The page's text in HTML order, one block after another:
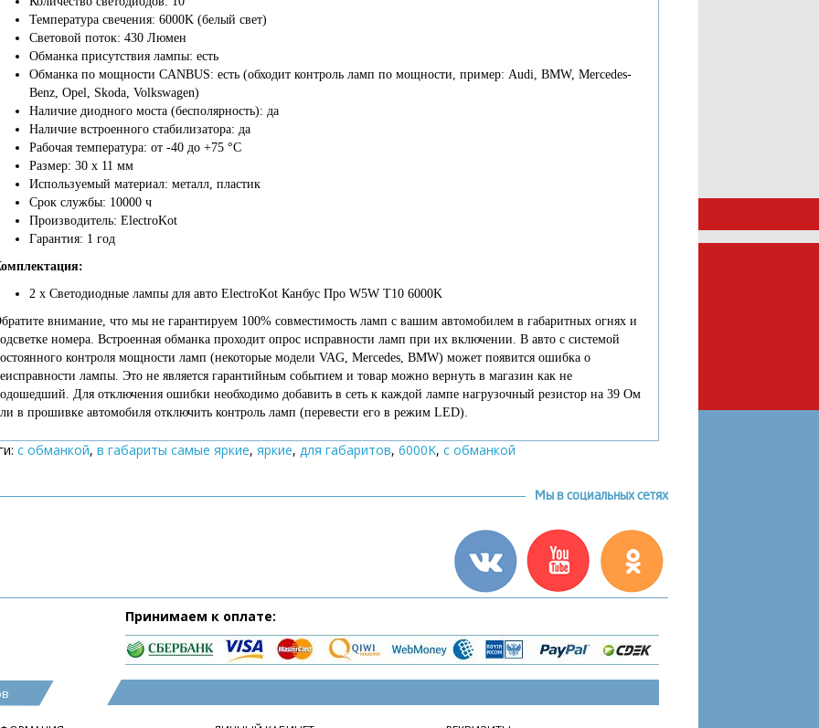
Температура свечения: 6000K (белый свет)
Световой поток: 430 Люмен
Обманка присутствия лампы: есть
Обманка по мощности CANBUS: есть (обходит контроль ламп по мощности, пример: Audi, BMW, Mercedes-
Benz, Opel, Skoda, Volkswagen)
Наличие диодного моста (бесполярность): да
Наличие встроенного стабилизатора: да
Рабочая температура: от -40 до +75 °С
Размер: 30 х 11 мм
Используемый материал: металл, пластик
Срок службы: 10000 ч
Производитель: ElectroKot
Гарантия: 1 год
2 х Светодиодные лампы для авто ElectroKot Канбус Про W5W T10 6000K
внимание, что мы не гарантируем 100% совместимость ламп с вашим автомобилем в габаритных огнях и
номера. Встроенная обманка проходит опрос исправности ламп при их включении. В авто с системой
контроля мощности ламп (некоторые модели VAG, Mercedes, BMW) может появится ошибка о
лампы. Это не является гарантийным событием и товар можно вернуть в магазин как не
Для отключения ошибки необходимо добавить в сеть к каждой лампе нагрузочный резистор на 39 Ом
в прошивке автомобиля отключить контроль ламп (перевести его в режим LED).
с обманкой, в габариты самые яркие, яркие, для габаритов, 6000K, с обманкой
Мы в социальных сетях
Принимаем к оплате: